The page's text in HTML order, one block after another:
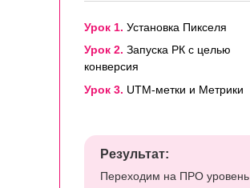
Урок 1. Установка Пикселя
Урок 2. Запуска РК с целью
конверсия
Урок 3. UTM-метки и Метрики
Результат:
Переходим на ПРО уровень